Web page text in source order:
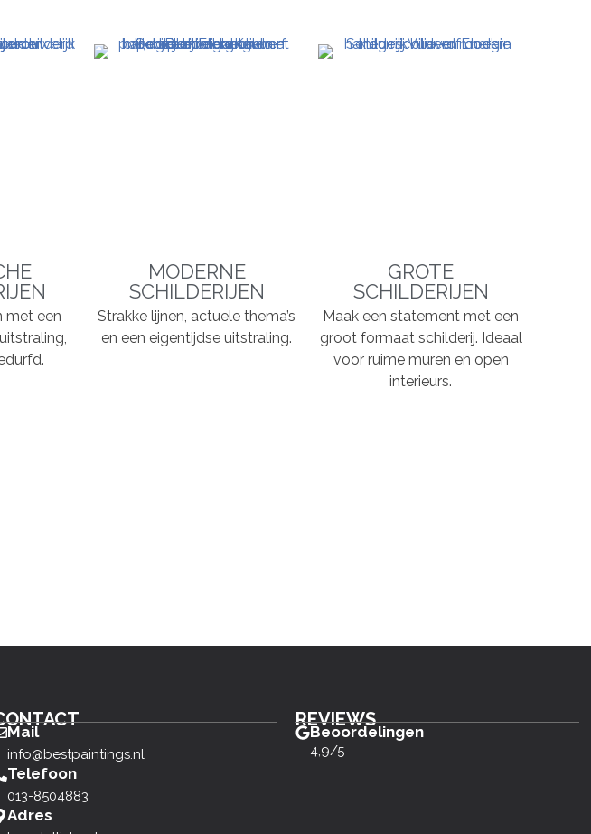
met een
MODERNE
SCHILDERIJEN
Strakke lijnen, actuele thema’s
en een eigentijdse uitstraling.
GROTE
SCHILDERIJEN
Maak een statement met een
groot formaat schilderij. Ideaal
voor ruime muren en open
interieurs.
Mail
info@bestpaintings.nl
Telefoon
013-8504883
Adres
REVIEWS
Beoordelingen
4,9/5